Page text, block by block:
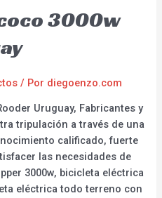
3000w
/ Por diegoenzo.com
Uruguay, Fabricantes y
tripulación a través de una
calificado, fuerte
las necesidades de
3000w, bicicleta eléctrica
eléctrica todo terreno con